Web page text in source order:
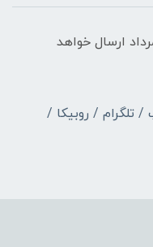
سفارشات جدید ، یکشنبه ۱۸ مرداد ارسال خواهد
/ روبیکا /